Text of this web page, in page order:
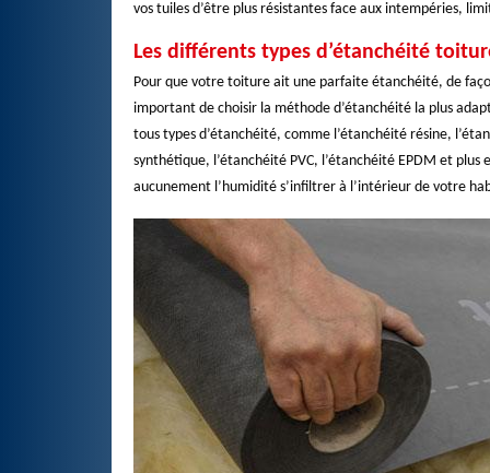
vos tuiles d’être plus résistantes face aux intempéries,
Les différents types d’étanchéité
Pour que votre toiture ait une parfaite étanchéité, de
important de choisir la méthode d’étanchéité la plus
tous types d’étanchéité, comme l’étanchéité résine,
synthétique, l’étanchéité PVC, l’étanchéité EPDM et
aucunement l’humidité s’infiltrer à l’intérieur de votre